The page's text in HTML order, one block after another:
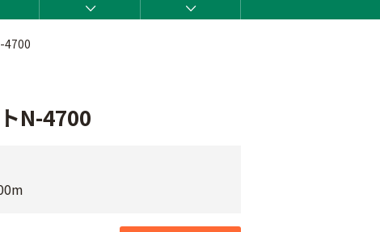
4700
N-4700